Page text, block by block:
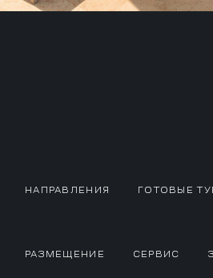
НАПРАВЛЕНИЯ ГОТОВЫЕ
РАЗМЕЩЕНИЕ СЕРВИС